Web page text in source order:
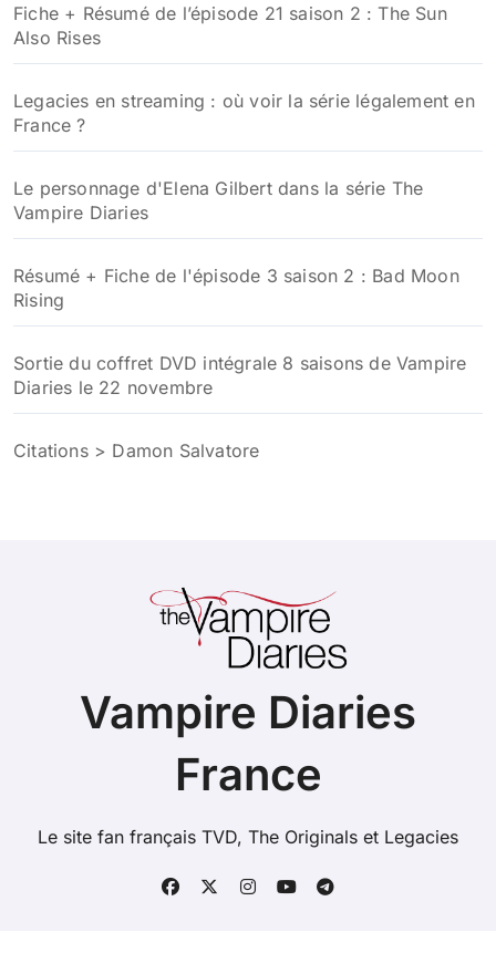
Fiche + Résumé de l’épisode 21 saison 2 : The Sun
Also Rises
Legacies en streaming : où voir la série légalement en
France ?
Le personnage d'Elena Gilbert dans la série The
Vampire Diaries
Résumé + Fiche de l'épisode 3 saison 2 : Bad Moon
Rising
Sortie du coffret DVD intégrale 8 saisons de Vampire
Diaries le 22 novembre
Citations > Damon Salvatore
Vampire Diaries
France
Le site fan français TVD, The Originals et Legacies